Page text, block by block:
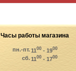
Часы работы магазина
пн.-пт.1100 - 1900
сб.1100 - 1700